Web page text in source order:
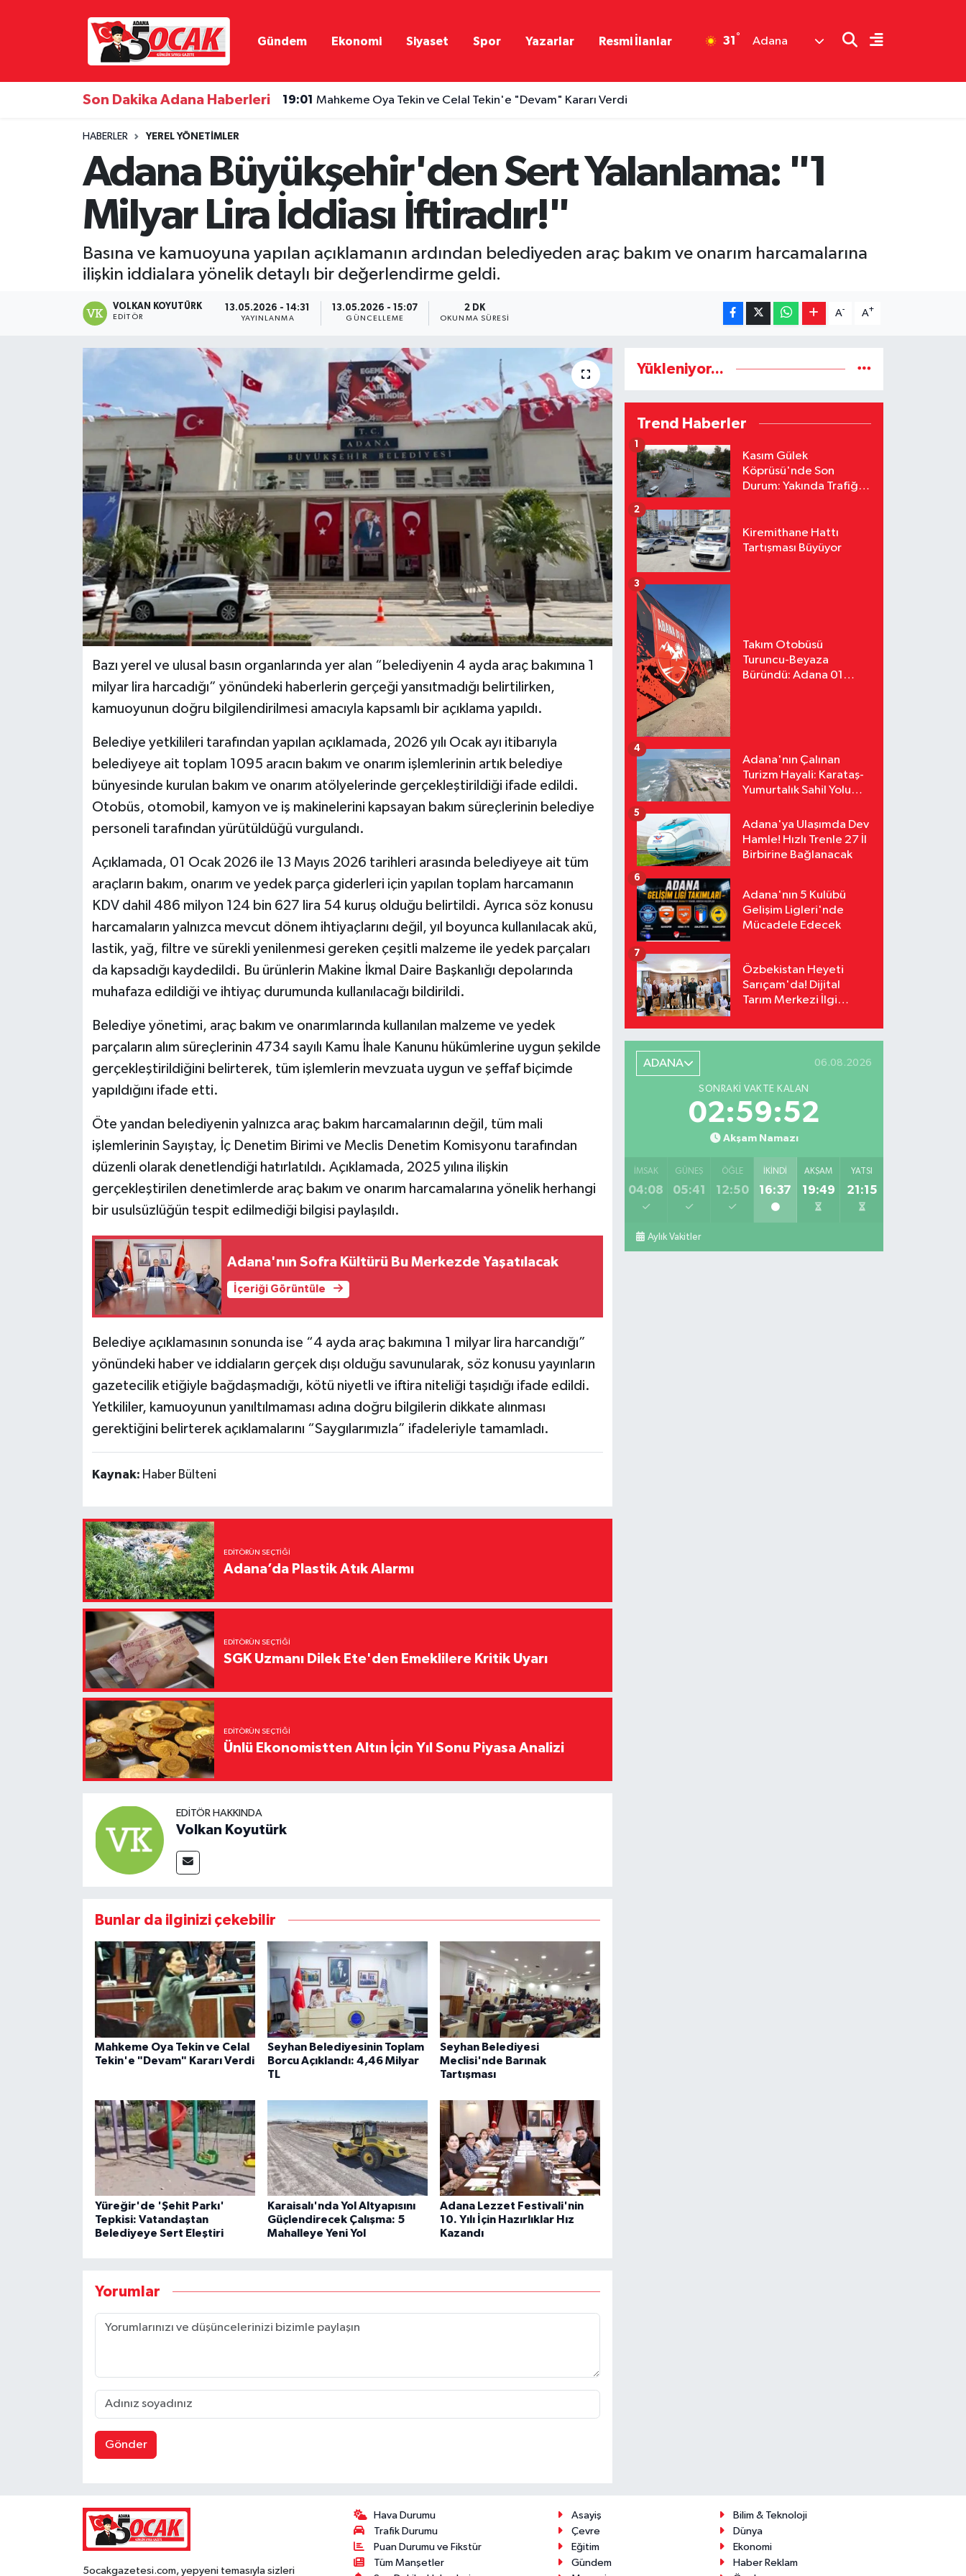
Gündem Ekonomi Siyaset Spor Yazarlar Resmi İlanlar 31 ° Adana
Son Dakika Adana Haberleri 19:01 Mahkeme Oya Tekin ve Celal Tekin'e "Devam" Kararı Verdi
HABERLER YEREL YÖNETIMLER
Adana Büyükşehir'den Sert Yalanlama: "1
Milyar Lira İddiası İftiradır!"
Basına ve kamuoyuna yapılan açıklamanın ardından belediyeden araç bakım ve onarım harcamalarına
ilişkin iddialara yönelik detaylı bir değerlendirme geldi.
VOLKAN KOYUTÜRK
EDITÖR
13.05.2026 - 14:31
YAYINLANMA
13.05.2026 - 15:07
GÜNCELLEME
2 DK
OKUNMA SÜRESI
A- A+
Bazı yerel ve ulusal basın organlarında yer alan “belediyenin 4 ayda araç bakımına 1
milyar lira harcadığı” yönündeki haberlerin gerçeği yansıtmadığı belirtilirken,
kamuoyunun doğru bilgilendirilmesi amacıyla kapsamlı bir açıklama yapıldı.
Belediye yetkilileri tarafından yapılan açıklamada, 2026 yılı Ocak ayı itibarıyla
belediyeye ait toplam 1095 aracın bakım ve onarım işlemlerinin artık belediye
bünyesinde kurulan bakım ve onarım atölyelerinde gerçekleştirildiği ifade edildi.
Otobüs, otomobil, kamyon ve iş makinelerini kapsayan bakım süreçlerinin belediye
personeli tarafından yürütüldüğü vurgulandı.
Açıklamada, 01 Ocak 2026 ile 13 Mayıs 2026 tarihleri arasında belediyeye ait tüm
araçların bakım, onarım ve yedek parça giderleri için yapılan toplam harcamanın
KDV dahil 486 milyon 124 bin 627 lira 54 kuruş olduğu belirtildi. Ayrıca söz konusu
harcamaların yalnızca mevcut dönem ihtiyaçlarını değil, yıl boyunca kullanılacak akü,
lastik, yağ, filtre ve sürekli yenilenmesi gereken çeşitli malzeme ile yedek parçaları
da kapsadığı kaydedildi. Bu ürünlerin Makine İkmal Daire Başkanlığı depolarında
muhafaza edildiği ve ihtiyaç durumunda kullanılacağı bildirildi.
Belediye yönetimi, araç bakım ve onarımlarında kullanılan malzeme ve yedek
parçaların alım süreçlerinin 4734 sayılı Kamu İhale Kanunu hükümlerine uygun şekilde
gerçekleştirildiğini belirterek, tüm işlemlerin mevzuata uygun ve şeffaf biçimde
yapıldığını ifade etti.
Öte yandan belediyenin yalnızca araç bakım harcamalarının değil, tüm mali
işlemlerinin Sayıştay, İç Denetim Birimi ve Meclis Denetim Komisyonu tarafından
düzenli olarak denetlendiği hatırlatıldı. Açıklamada, 2025 yılına ilişkin
gerçekleştirilen denetimlerde araç bakım ve onarım harcamalarına yönelik herhangi
bir usulsüzlüğün tespit edilmediği bilgisi paylaşıldı.
Adana'nın Sofra Kültürü Bu Merkezde Yaşatılacak
İçeriği Görüntüle
Belediye açıklamasının sonunda ise “4 ayda araç bakımına 1 milyar lira harcandığı”
yönündeki haber ve iddiaların gerçek dışı olduğu savunularak, söz konusu yayınların
gazetecilik etiğiyle bağdaşmadığı, kötü niyetli ve iftira niteliği taşıdığı ifade edildi.
Yetkililer, kamuoyunun yanıltılmaması adına doğru bilgilerin dikkate alınması
gerektiğini belirterek açıklamalarını “Saygılarımızla” ifadeleriyle tamamladı.
Kaynak: Haber Bülteni
EDITÖRÜN SEÇTIĞI
Adana’da Plastik Atık Alarmı
EDITÖRÜN SEÇTIĞI
SGK Uzmanı Dilek Ete'den Emeklilere Kritik Uyarı
EDITÖRÜN SEÇTIĞI
Ünlü Ekonomistten Altın İçin Yıl Sonu Piyasa Analizi
EDITÖR HAKKINDA
Volkan Koyutürk
Bunlar da ilginizi çekebilir
Mahkeme Oya Tekin ve Celal
Tekin'e "Devam" Kararı Verdi
Seyhan Belediyesinin Toplam
Borcu Açıklandı: 4,46 Milyar
TL
Seyhan Belediyesi
Meclisi'nde Barınak
Tartışması
Yüreğir'de 'Şehit Parkı'
Tepkisi: Vatandaştan
Belediyeye Sert Eleştiri
Karaisalı'nda Yol Altyapısını
Güçlendirecek Çalışma: 5
Mahalleye Yeni Yol
Adana Lezzet Festivali'nin
10. Yılı İçin Hazırlıklar Hız
Kazandı
Yorumlar
Gönder
Yükleniyor...
Trend Haberler
Kasım Gülek
Köprüsü'nde Son
Durum: Yakında Trafiğe
1
Kiremithane Hattı
Tartışması Büyüyor
2
Takım Otobüsü
Turuncu-Beyaza
Büründü: Adana 01
3
Adana'nın Çalınan
Turizm Hayali: Karataş-
Yumurtalık Sahil Yolu
4
Adana'ya Ulaşımda Dev
Hamle! Hızlı Trenle 27 İl
Birbirine Bağlanacak
5
Adana'nın 5 Kulübü
Gelişim Ligleri'nde
Mücadele Edecek
6
Özbekistan Heyeti
Sarıçam'da! Dijital
Tarım Merkezi İlgi
7
ADANA 06.08.2026
SONRAKI VAKTE KALAN
02:59:51
Akşam Namazı
İMSAK
04:08
GÜNEŞ
05:41
ÖĞLE
12:50
İKINDI
16:37
AKŞAM
19:49
YATSI
21:15
Aylık Vakitler
5ocakgazetesi.com, yepyeni temasıyla sizleri
Hava Durumu
Trafik Durumu
Puan Durumu ve Fikstür
Tüm Manşetler
Asayiş
Bilim & Teknoloji
Çevre
Dünya
Eğitim
Ekonomi
Gündem
Haber Reklam
Gündem
Haber Reklam
Magazin
Resmi İlanlar
Siyaset
Yerel Yönetimler
Yurttan
Hava Durumu
Tüm Manşetler
Son Dakika Haberleri